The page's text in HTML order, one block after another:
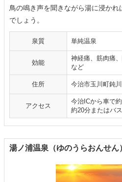
鳥の鳴き声を聞きながら湯に浸かれ
でしょう。
泉質 単純温泉
効能
神経痛、筋肉痛
など
住所 今治市玉川町鈍川
アクセス
今治ICから車で
約20分またはバ
湯ノ浦温泉（ゆのうらおんせん